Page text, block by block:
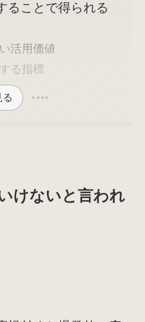
ることで得られる
活用価値
る指標
る
けないと言われ